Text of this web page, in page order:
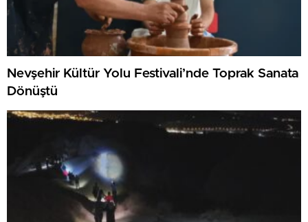
Nevşehir Kültür Yolu Festivali’nde Toprak Sanata
Dönüştü